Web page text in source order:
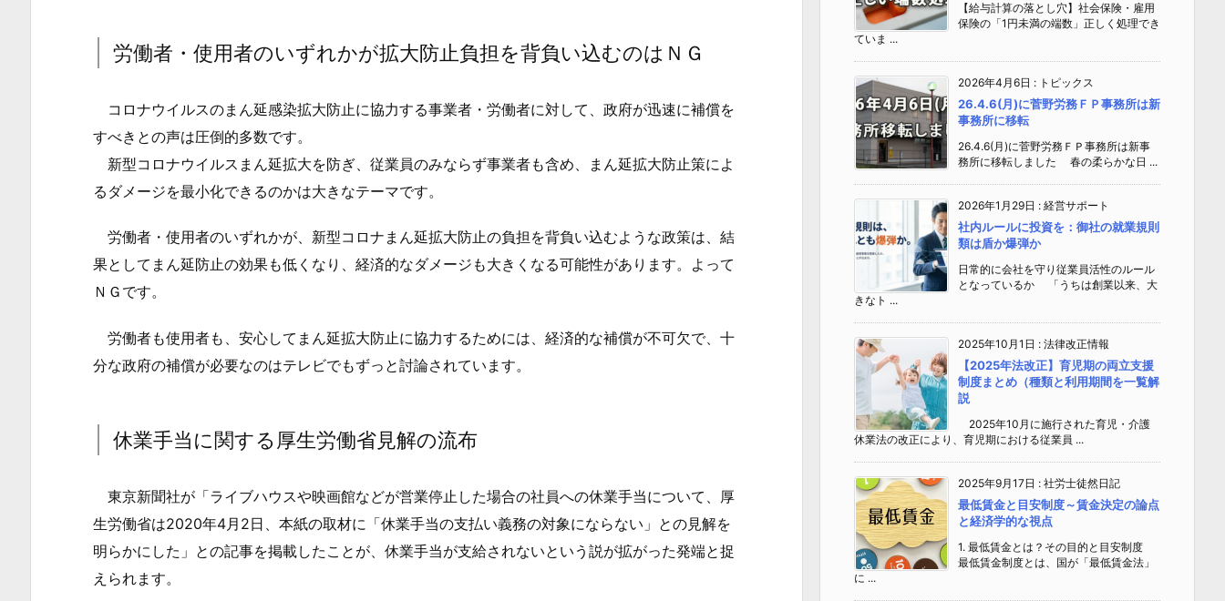
か
休
業
手
支
給
欲
し
2.
働
者・
者
労働者・使用者のいずれかが拡大防止負担を背負い込むのはＮＧ
コロナウイルスのまん延感染拡大防止に協力する事業者・労働者に対して、政府が迅速に補償を
すべきとの声は圧倒的多数です。
新型コロナウイルスまん延拡大を防ぎ、従業員のみならず事業者も含め、まん延拡大防止策によ
るダメージを最小化できるのかは大きなテーマです。
労働者・使用者のいずれかが、新型コロナまん延拡大防止の負担を背負い込むような政策は、結
果としてまん延防止の効果も低くなり、経済的なダメージも大きくなる可能性があります。よって
ＮＧです。
労働者も使用者も、安心してまん延拡大防止に協力するためには、経済的な補償が不可欠で、十
分な政府の補償が必要なのはテレビでもずっと討論されています。
休業手当に関する厚生労働省見解の流布
東京新聞社が「ライブハウスや映画館などが営業停止した場合の社員への休業手当について、厚
生労働省は2020年4月2日、本紙の取材に「休業手当の支払い義務の対象にならない」との見解を
明らかにした」との記事を掲載したことが、休業手当が支給されないという説が拡がった発端と捉
えられます。
【給与計算の落とし穴】社会保険・雇用
保険の「1円未満の端数」正しく処理でき
ていま ...
2026年4月6日 : トピックス
26.4.6(月)に菅野労務ＦＰ事務所は新
事務所に移転
26.4.6(月)に菅野労務ＦＰ事務所は新事
務所に移転しました 春の柔らかな日 ...
2026年1月29日 : 経営サポート
社内ルールに投資を：御社の就業規則
類は盾か爆弾か
日常的に会社を守り従業員活性のルール
となっているか 「うちは創業以来、大
きなト ...
2025年10月1日 : 法律改正情報
【2025年法改正】育児期の両立支援
制度まとめ（種類と利用期間を一覧解
説
2025年10月に施行された育児・介護
休業法の改正により、育児期における従業員 ...
2025年9月17日 : 社労士徒然日記
最低賃金と目安制度～賃金決定の論点
と経済学的な視点
1. 最低賃金とは？その目的と目安制度
最低賃金制度とは、国が「最低賃金法」
に ...